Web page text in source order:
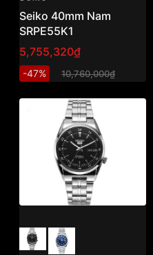
Seiko 40mm Nam
SRPE55K1
5,755,320₫
-47% 10,760,000₫